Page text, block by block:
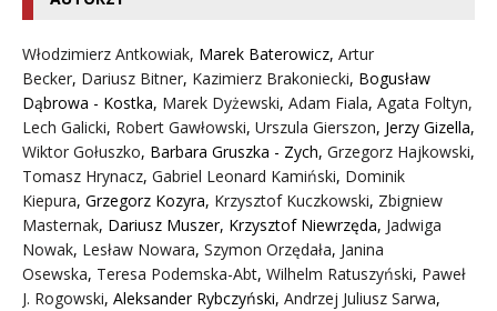
Włodzimierz Antkowiak, Marek Baterowicz, Artur
Becker, Dariusz Bitner, Kazimierz Brakoniecki, Bogusław
Dąbrowa - Kostka, Marek Dyżewski, Adam Fiala, Agata Foltyn,
Lech Galicki, Robert Gawłowski, Urszula Gierszon, Jerzy Gizella,
Wiktor Gołuszko, Barbara Gruszka - Zych, Grzegorz Hajkowski,
Tomasz Hrynacz, Gabriel Leonard Kamiński, Dominik
Kiepura, Grzegorz Kozyra, Krzysztof Kuczkowski, Zbigniew
Masternak, Dariusz Muszer, Krzysztof Niewrzęda, Jadwiga
Nowak, Lesław Nowara, Szymon Orzędała, Janina
Osewska, Teresa Podemska-Abt, Wilhelm Ratuszyński, Paweł
J. Rogowski, Aleksander Rybczyński, Andrzej Juliusz Sarwa,